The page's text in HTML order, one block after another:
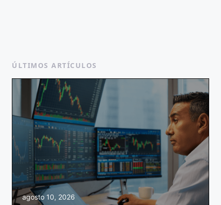
ÚLTIMOS ARTÍCULOS
agosto 10, 2026